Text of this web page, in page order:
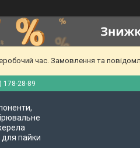
час. Замовлення та
178-28-89
для пайки